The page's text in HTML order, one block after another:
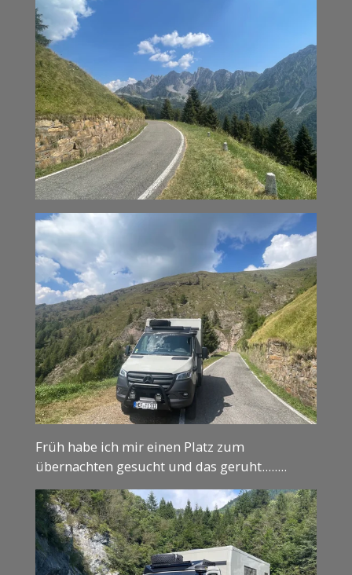
Früh habe ich mir einen Platz zum
übernachten gesucht und das geruht........